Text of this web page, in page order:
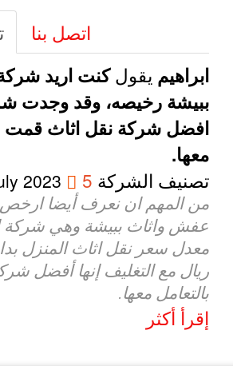
اتصل بنا
ابراهيميقولكنت اريد
ببيشة رخيصه، وقد وجدت
افضل شركة نقل اثاث قمت
معها.
تصنيف الشركة5
2023
من المهم ان نعرف أيضا ارخص
عفش واثاث ببيشة وهي شركة
ريال مع التغليف إنها أفضل
بالتعامل معها.
إقرأ أكثر